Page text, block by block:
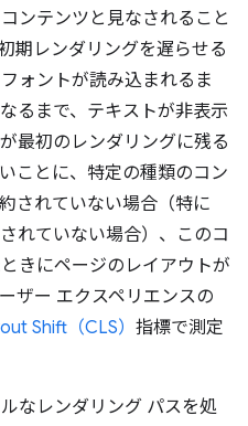
ンテンツと見なされること
期レンダリングを遅らせる
ォントが読み込まれるま
るまで、テキストが非表示
最初のレンダリングに残る
ことに、特定の種類のコン
されていない場合（特に
れていない場合）、このコ
きにページのレイアウトが
ザー エクスペリエンスの
Shift（CLS） 指標で測定
なレンダリング パスを処